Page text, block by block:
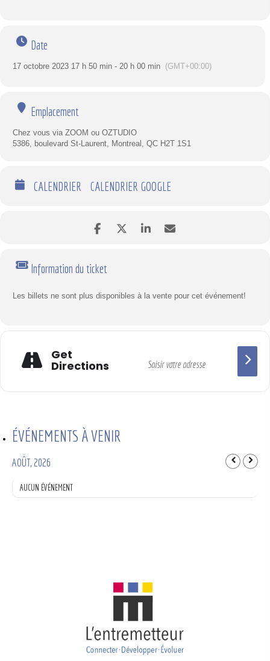
Date
17 octobre 2023 17 h 50 min - 20 h 00 min (GMT+00:00)
Emplacement
Chez vous via ZOOM ou OZTUDIO
5386, boulevard St-Laurent, Montreal, QC H2T 1S1
CALENDRIER CALENDRIER GOOGLE
Information du ticket
Les billets ne sont plus disponibles à la vente pour cet événement!
Get
Directions
ÉVÉNEMENTS À VENIR
AOÛT, 2026
AUCUN ÉVÉNEMENT